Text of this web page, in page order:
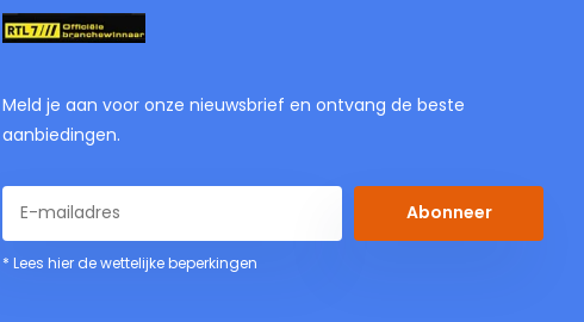
Meld je aan voor onze nieuwsbrief en ontvang de beste
aanbiedingen.
Abonneer
* Lees hier de wettelijke beperkingen